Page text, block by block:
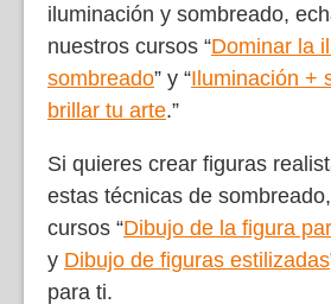
iluminación y sombreado,
nuestros cursos “Dominar la
sombreado” y “Iluminación +
brillar tu arte.”
Si quieres crear figuras
estas técnicas de
cursos “Dibujo de la figura
y Dibujo de figuras estilizadas
para ti.